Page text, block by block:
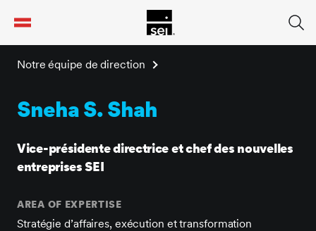
Notre équipe de direction
Sneha S. Shah
Vice-présidente directrice et chef des nouvelles
entreprises SEI
AREA OF EXPERTISE
Stratégie d’affaires, exécution et transformation